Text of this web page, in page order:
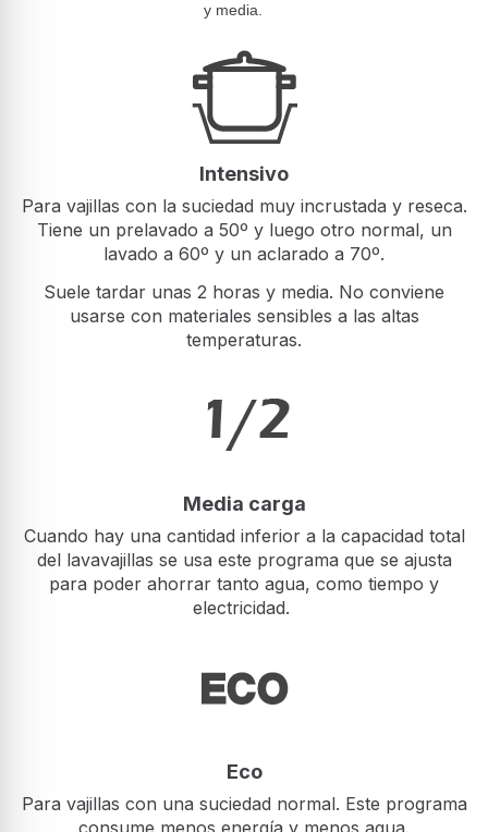
y media.
Intensivo
Para vajillas con la suciedad muy incrustada y reseca.
Tiene un prelavado a 50º y luego otro normal, un
lavado a 60º y un aclarado a 70º.
Suele tardar unas 2 horas y media. No conviene
usarse con materiales sensibles a las altas
temperaturas.
Media carga
Cuando hay una cantidad inferior a la capacidad total
del lavavajillas se usa este programa que se ajusta
para poder ahorrar tanto agua, como tiempo y
electricidad.
Eco
Para vajillas con una suciedad normal. Este programa
consume menos energía y menos agua.